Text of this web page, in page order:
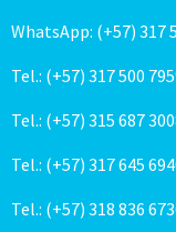
WhatsApp: (+57) 317
Tel.: (+57) 317 500
Tel.: (+57) 315 687
Tel.: (+57) 317 645
Tel.: (+57) 318 836